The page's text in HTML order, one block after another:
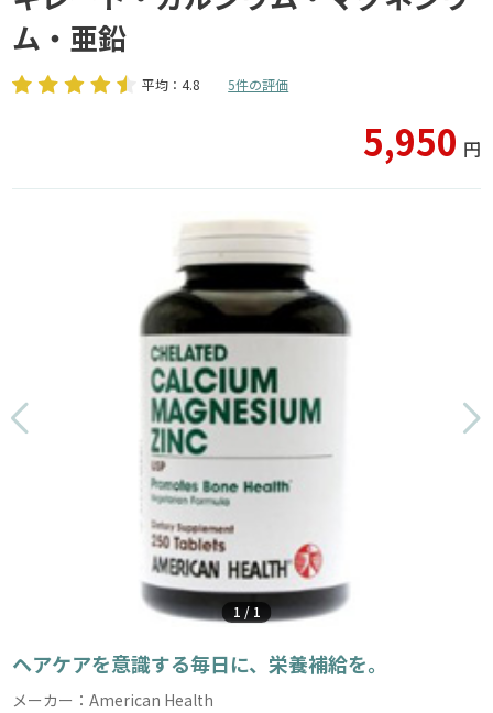
ム・亜鉛
平均：4.8 5件の評価
5,950 円
1 / 1
ヘアケアを意識する毎日に、栄養補給を。
メーカー：American Health